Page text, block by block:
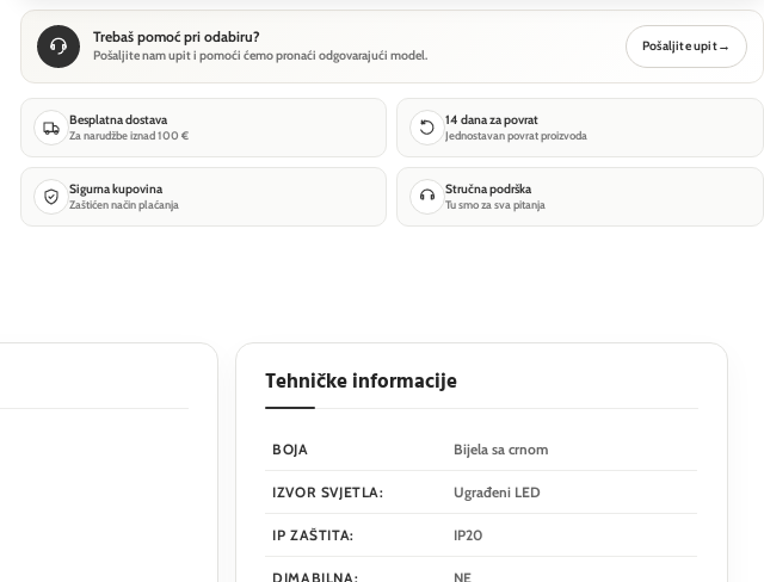
Trebaš pomoć pri odabiru?
Pošaljite nam upit i pomoći ćemo pronaći odgovarajući model.
Pošaljite upit→
Besplatna dostava
Za narudžbe iznad 100 €
14 dana za povrat
Jednostavan povrat proizvoda
Sigurna kupovina
Zaštićen način plaćanja
Stručna podrška
Tu smo za sva pitanja
Tehničke informacije
BOJA Bijela sa crnom
IZVOR SVJETLA: Ugrađeni LED
IP ZAŠTITA: IP20
DIMABILNA: NE